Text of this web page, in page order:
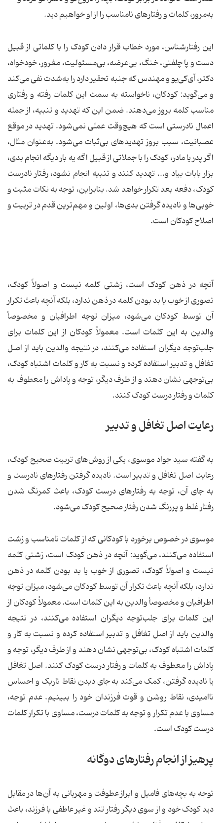
به‌مرور، کلمات و رفتارهای نامناسب را از او خواهیم دید.
این رفتارشناس، مورد خطاب قرار دادن کودک را با کلماتی از قبیل
دست و پا چلفتی، خنگ، بی‌عرضه، بی‌مسئولیت، مغرور، خودخواه،
دکتر، آی‌کی‌یو و مهندس که جنبه تحقیر دارد را به‌شدت نفی می‌کند
و می‌گوید: کودکان، ناخواسته به سمت این کلمات رفته و رفتاری
مناسب کلمه بروز می‌دهند. ضمن این که تهدید و تنبیه، از جمله
اعمال نادرستی است که هیچ‌وقت عملی نمی‌شود. تهدید در موقع
عصبانیت، سبب بروز تهدیدهای بی‌ثبات می‌شود. به‌عنوان مثال،
اگر پدر یا مادر، کودک را با جملاتی از قبیل اگه یه بار دیگه انجام بدی،
بزار بابات بیاد و... تهدید کنند و تنبیه انجام نشود، رفتار نادرست
کودک، دفعه بعد تکرار خواهد شد. بنابراین، توجه به نکات مثبت و
خوبی‌ها و نادیده گرفتن بدی‌ها، اولین و مهم‌ترین قدم در تربیت و
اصلاح کودکان است.
آنچه در ذهن کودک است، زشتی کلمه نیست و اصولاً کودک،
تصوری از خوب یا بد بودن کلمه در ذهن ندارد، بلکه آنچه باعث تکرار
آن توسط کودکان می‌شود، میزان توجه اطرافیان و مخصوصاً
والدین به این کلمات است. معمولاً کودکان از این کلمات برای
جلب‌توجه دیگران استفاده می‌کنند، در نتیجه والدین باید از اصل
تغافل و تدبیر استفاده کرده و نسبت به کار و کلمات اشتباه کودک،
بی‌توجهی نشان دهند و از طرف دیگر، توجه و پاداش را معطوف به
کلمات و رفتار درست کودک کنند.
رعایت اصل تغافل و تدبیر
به گفته سید جواد موسوی، یکی از روش‌های تربیت صحیح کودک،
رعایت اصل تغافل و تدبیر است. نادیده گرفتن رفتارهای نادرست و
به جای آن، توجه به رفتارهای درست کودک، باعث کمرنگ شدن
رفتار غلط و پررنگ شدن رفتار صحیح کودک می‌شود.
موسوی در خصوص برخورد با کودکانی که از کلمات نامناسب و زشت
استفاده می‌کنند، می‌گوید: آنچه در ذهن کودک است، زشتی کلمه
نیست و اصولاً کودک، تصوری از خوب یا بد بودن کلمه در ذهن
ندارد، بلکه آنچه باعث تکرار آن توسط کودکان می‌شود، میزان توجه
اطرافیان و مخصوصاً والدین به این کلمات است. معمولاً کودکان از
این کلمات برای جلب‌توجه دیگران استفاده می‌کنند، در نتیجه
والدین باید از اصل تغافل و تدبیر استفاده کرده و نسبت به کار و
کلمات اشتباه کودک، بی‌توجهی نشان دهند و از طرف دیگر، توجه و
پاداش را معطوف به کلمات و رفتار درست کودک کنند. اصل تغافل
یا نادیده گرفتن، کمک می‌کند به جای دیدن نقاط تاریک و احساس
ناامیدی، نقاط روشن و قوت فرزندان خود را ببینیم. عدم توجه،
مساوی با عدم تکرار و توجه به کلمات درست، مساوی با تکرار کلمات
درست کودک است.
پرهیز از انجام رفتارهای دوگانه
توجه به بچه‌های فامیل و ابراز عطوفت و مهربانی به آن‌ها در مقابل
دید کودک خود و از سوی دیگر رفتار تند و غیر عاطفی با فرزند، باعث